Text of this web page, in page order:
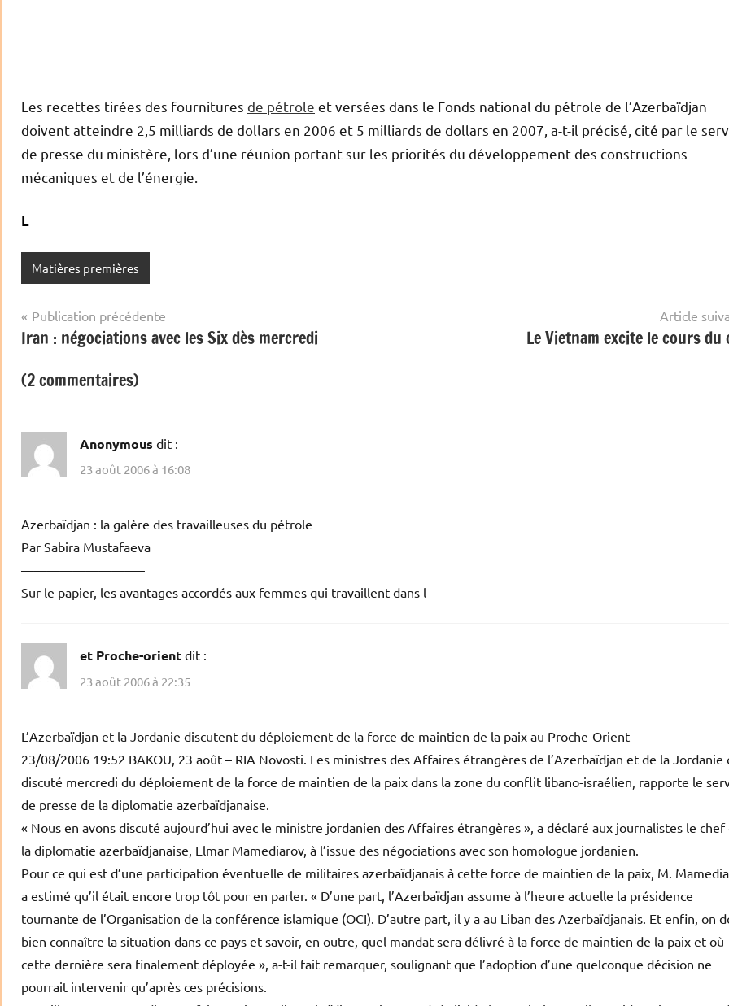
Les recettes tirées des fournitures de pétrole et versées dans le Fonds national du pétrole de l’Azerbaïdjan
doivent atteindre 2,5 milliards de dollars en 2006 et 5 milliards de dollars en 2007, a-t-il précisé, cité par le
de presse du ministère, lors d’une réunion portant sur les priorités du développement des constructions
mécaniques et de l’énergie.
L
Matières premières
Navigation
de
l’article
Publication précédente
Iran : négociations avec les Six dès mercredi
Article
Le Vietnam excite le cours du
(2 commentaires)
Anonymous dit :
23 août 2006 à 16:08
Azerbaïdjan : la galère des travailleuses du pétrole
Par Sabira Mustafaeva
—————————–
Sur le papier, les avantages accordés aux femmes qui travaillent dans l
et Proche-orient dit :
23 août 2006 à 22:35
L’Azerbaïdjan et la Jordanie discutent du déploiement de la force de maintien de la paix au Proche-Orient
23/08/2006 19:52 BAKOU, 23 août – RIA Novosti. Les ministres des Affaires étrangères de l’Azerbaïdjan et de la Jordanie
discuté mercredi du déploiement de la force de maintien de la paix dans la zone du conflit libano-israélien, rapporte le
de presse de la diplomatie azerbaïdjanaise.
« Nous en avons discuté aujourd’hui avec le ministre jordanien des Affaires étrangères », a déclaré aux journalistes le chef
la diplomatie azerbaïdjanaise, Elmar Mamediarov, à l’issue des négociations avec son homologue jordanien.
Pour ce qui est d’une participation éventuelle de militaires azerbaïdjanais à cette force de maintien de la paix, M.
a estimé qu’il était encore trop tôt pour en parler. « D’une part, l’Azerbaïdjan assume à l’heure actuelle la présidence
tournante de l’Organisation de la conférence islamique (OCI). D’autre part, il y a au Liban des Azerbaïdjanais. Et enfin, on
bien connaître la situation dans ce pays et savoir, en outre, quel mandat sera délivré à la force de maintien de la paix et où
cette dernière sera finalement déployée », a-t-il fait remarquer, soulignant que l’adoption d’une quelconque décision ne
pourrait intervenir qu’après ces précisions.